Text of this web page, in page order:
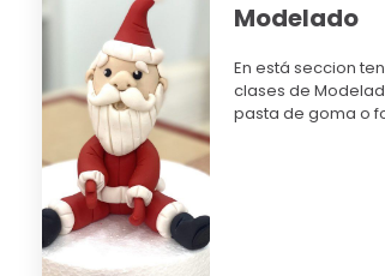
Modelado
En está seccion
clases de
pasta de goma o